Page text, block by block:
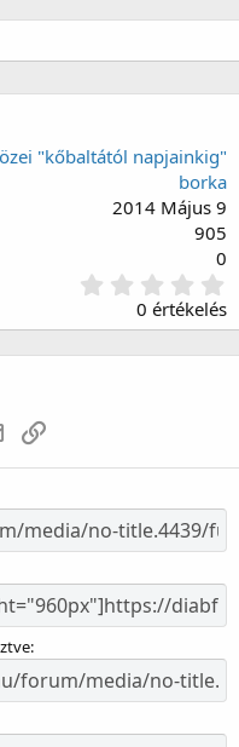
"kőbaltától napjainkig"
borka
2014 Május 9
905
0
.
0
0 értékelés
E-mail